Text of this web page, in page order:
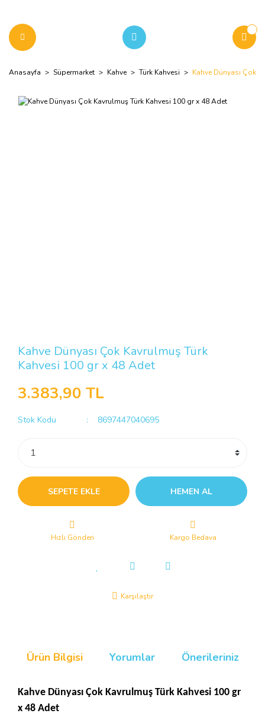
Anasayfa Süpermarket Kahve Türk Kahvesi Kahve Dünyası Çok
Kahve Dünyası Çok Kavrulmuş Türk
Kahvesi 100 gr x 48 Adet
3.383,90 TL
Stok Kodu 8697447040695
SEPETE EKLE HEMEN AL
Hızlı Gönderi Kargo Bedava
Karşılaştır
Ürün Bilgisi Yorumlar Önerileriniz
Kahve Dünyası Çok Kavrulmuş Türk Kahvesi 100 gr
x 48 Adet